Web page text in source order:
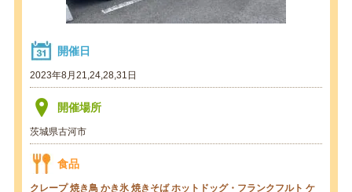
開催日
2023年8月21,24,28,31日
開催場所
茨城県古河市
食品
クレープ 焼き鳥 かき氷 焼きそば ホットドッグ・フランクフルト ケ